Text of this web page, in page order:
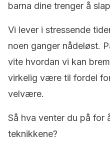
barna dine trenger å
Vi lever i stressende
noen ganger nådeløst.
vite hvordan vi kan
virkelig være til fordel
velvære.
Så hva venter du på for
teknikkene?